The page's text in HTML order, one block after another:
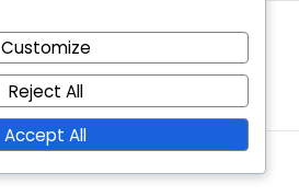
Customize
Reject All
Accept All